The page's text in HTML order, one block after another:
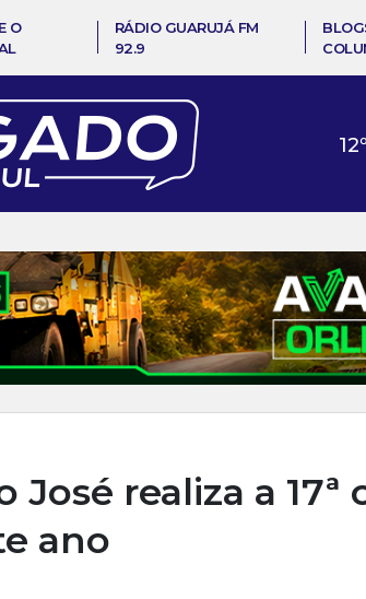
O
RÁDIO GUARUJÁ FM
92.9
12º
José realiza a 17ª
ano